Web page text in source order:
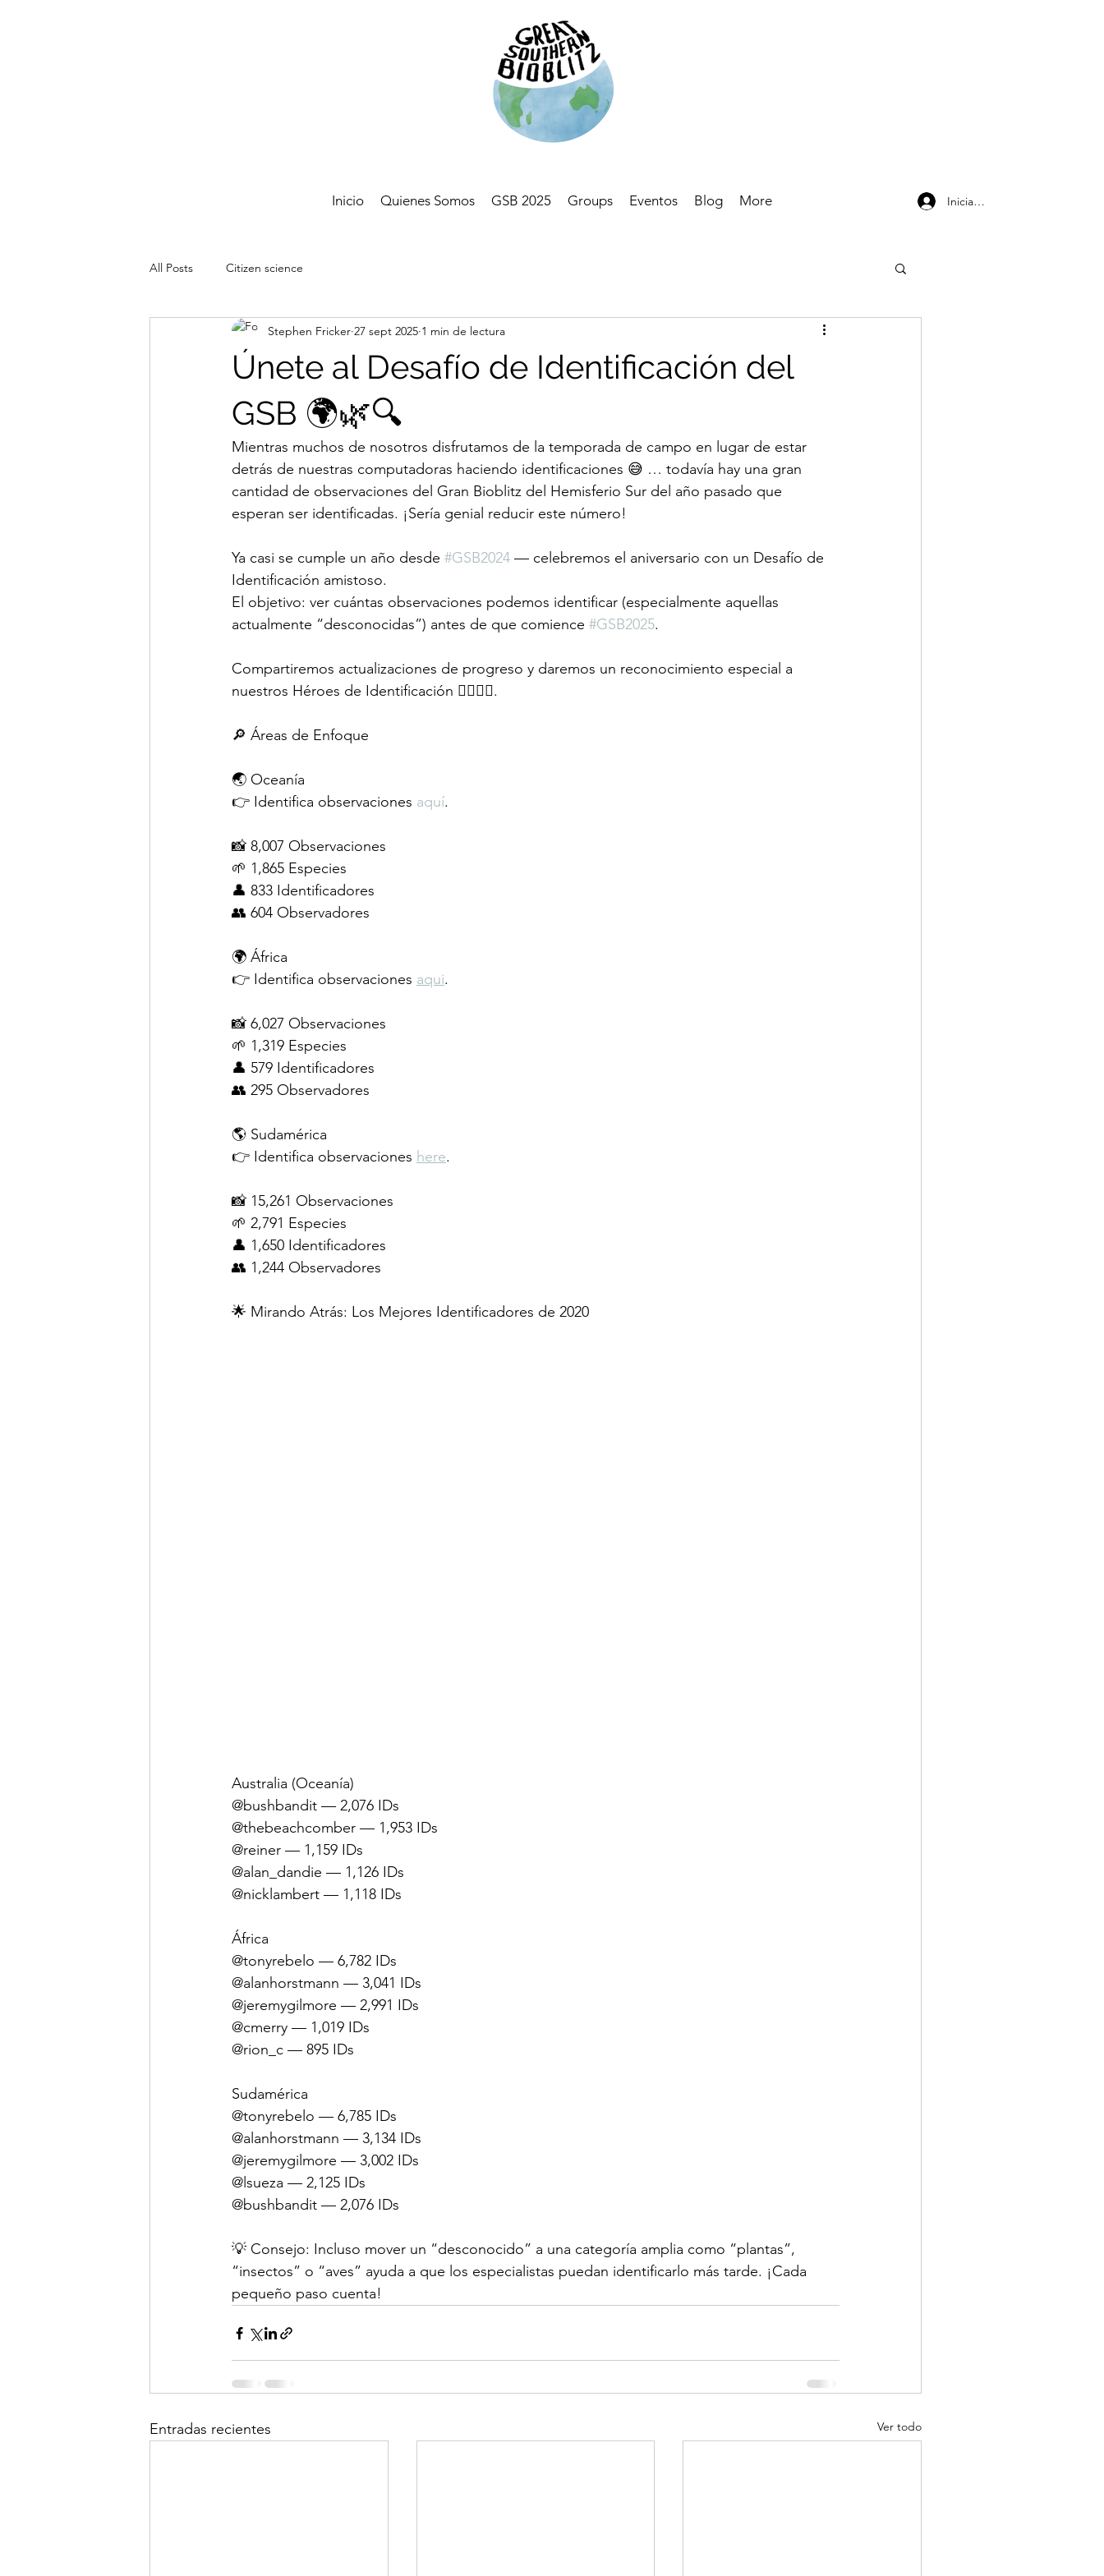
Inicio Quienes Somos GSB 2025 Groups Eventos Blog More Iniciar sesión
All Posts Citizen science
Únete al Desafío de Identificación del
GSB 🌍🌿🔍
Stephen Fricker 27 sept 2025 1 min de lectura
Mientras muchos de nosotros disfrutamos de la temporada de campo en lugar de estar
detrás de nuestras computadoras haciendo identificaciones 😅 … todavía hay una gran
cantidad de observaciones del Gran Bioblitz del Hemisferio Sur del año pasado que
esperan ser identificadas. ¡Sería genial reducir este número!
Ya casi se cumple un año desde #GSB2024 — celebremos el aniversario con un Desafío de
Identificación amistoso.
El objetivo: ver cuántas observaciones podemos identificar (especialmente aquellas
actualmente “desconocidas”) antes de que comience #GSB2025.
Compartiremos actualizaciones de progreso y daremos un reconocimiento especial a
nuestros Héroes de Identificación 🦸‍♀️🦸‍♂️.
🔎 Áreas de Enfoque
🌏 Oceanía
👉 Identifica observaciones aquí.
📸 8,007 Observaciones
🌱 1,865 Especies
👤 833 Identificadores
👥 604 Observadores
🌍 África
👉 Identifica observaciones aqui.
📸 6,027 Observaciones
🌱 1,319 Especies
👤 579 Identificadores
👥 295 Observadores
🌎 Sudamérica
👉 Identifica observaciones here.
📸 15,261 Observaciones
🌱 2,791 Especies
👤 1,650 Identificadores
👥 1,244 Observadores
🌟 Mirando Atrás: Los Mejores Identificadores de 2020
Australia (Oceanía)
@bushbandit — 2,076 IDs
@thebeachcomber — 1,953 IDs
@reiner — 1,159 IDs
@alan_dandie — 1,126 IDs
@nicklambert — 1,118 IDs
África
@tonyrebelo — 6,782 IDs
@alanhorstmann — 3,041 IDs
@jeremygilmore — 2,991 IDs
@cmerry — 1,019 IDs
@rion_c — 895 IDs
Sudamérica
@tonyrebelo — 6,785 IDs
@alanhorstmann — 3,134 IDs
@jeremygilmore — 3,002 IDs
@lsueza — 2,125 IDs
@bushbandit — 2,076 IDs
💡 Consejo: Incluso mover un “desconocido” a una categoría amplia como “plantas”,
“insectos” o “aves” ayuda a que los especialistas puedan identificarlo más tarde. ¡Cada
pequeño paso cuenta!
Entradas recientes Ver todo